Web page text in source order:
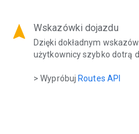
navigation Wskazówki dojazdu
Dzięki dokładnym
użytkownicy szybko dotrą
> WypróbujRoutes API